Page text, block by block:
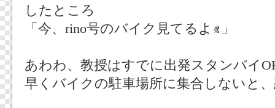
したところ
「今、rino号のバイク見てるよ
」
あわわ、教授はすでに出発スタンバイ
早くバイクの駐車場所に集合しないと